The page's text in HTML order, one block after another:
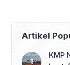
Artikel
KMP